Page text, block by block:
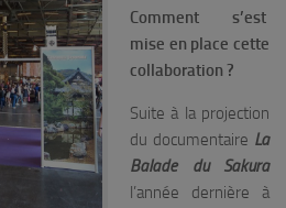
Comment s’est
mise en place cette
collaboration ?
Suite à la projection
du documentaire La
Balade du Sakura
l’année dernière à